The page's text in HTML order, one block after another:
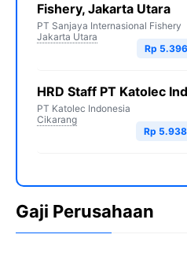
Fishery, Jakarta Utara
PT Sanjaya Internasional Fishery
Jakarta Utara
Rp
HRD Staff PT Katolec
PT Katolec Indonesia
Cikarang
Rp
Gaji Perusahaan